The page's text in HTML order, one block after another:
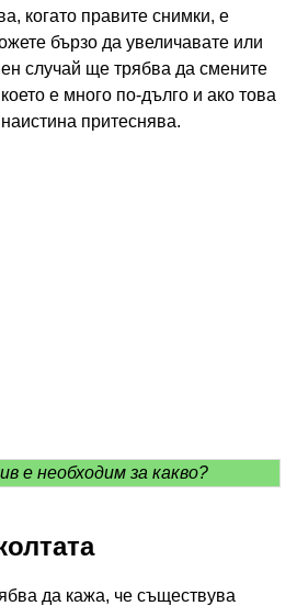
когато правите снимки, е
бързо да увеличавате или
случай ще трябва да смените
е много по-дълго и ако това
притеснява.
е необходим за какво?
да кажа, че съществува